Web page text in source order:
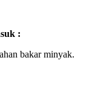
:
bakar minyak.